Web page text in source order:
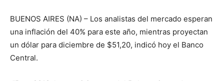
BUENOS AIRES (NA) – Los analistas del mercado esperan
una inflación del 40% para este año, mientras proyectan
un dólar para diciembre de $51,20, indicó hoy el Banco
Central.